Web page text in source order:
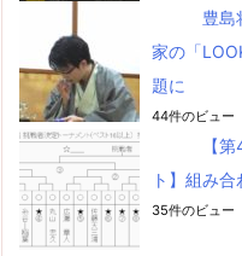
豊島
家の「
題に
44件のビュー
【
ト】組み
35件のビュー